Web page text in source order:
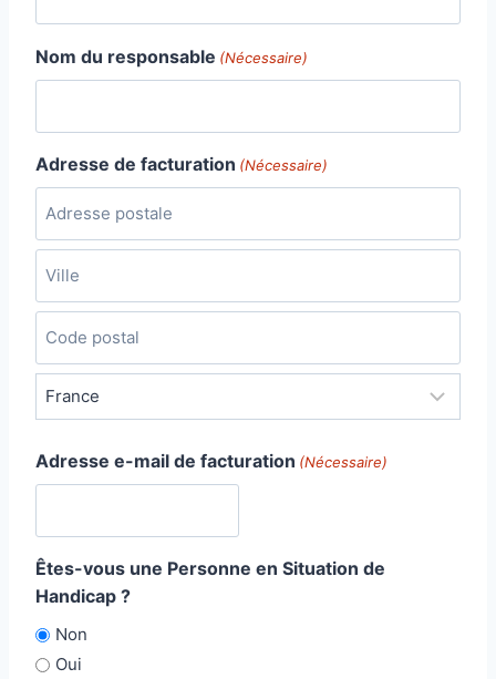
Nom du responsable (Nécessaire)
Adresse de facturation (Nécessaire)
A
r
s
e
o
l
e
V
l
e
C
e
p
s
t
a
a
y
Adresse e-mail de facturation (Nécessaire)
Êtes-vous une Personne en Situation de
Handicap ?
Non
Oui